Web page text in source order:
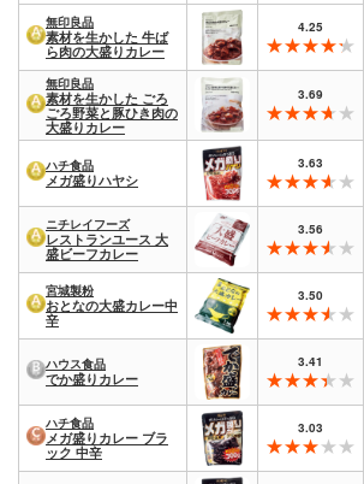
無印良品
素材を生かした 牛ば
ら肉の大盛りカレー
4.25
無印良品
素材を生かした ごろ
ごろ野菜と豚ひき肉の
大盛りカレー
3.69
ハチ食品
メガ盛りハヤシ
3.63
ニチレイフーズ
レストランユース 大
盛ビーフカレー
3.56
宮城製粉
おとなの大盛カレー中
辛
3.50
ハウス食品
でか盛りカレー
3.41
ハチ食品
メガ盛りカレー ブラ
ック 中辛
3.03